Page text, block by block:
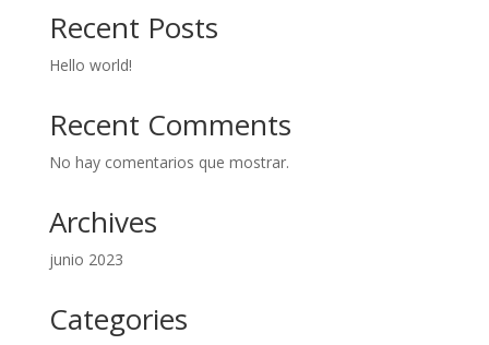
Recent Posts
Hello world!
Recent Comments
No hay comentarios que mostrar.
Archives
junio 2023
Categories